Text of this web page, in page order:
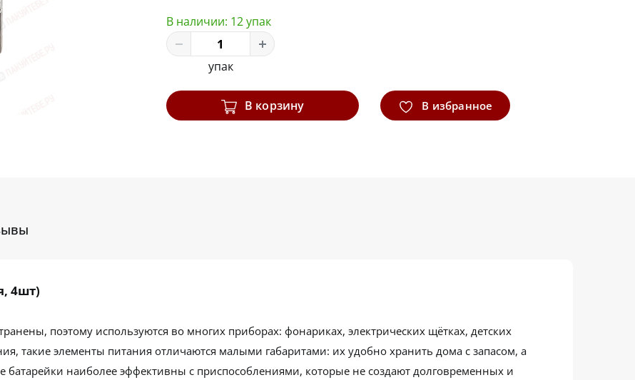
В наличии: 12 упак
упак
В корзину В избранное
4шт)
поэтому используются во многих приборах: фонариках, электрических щётках, детских
такие элементы питания отличаются малыми габаритами: их удобно хранить дома с запасом, а
батарейки наиболее эффективны с приспособлениями, которые не создают долговременных и